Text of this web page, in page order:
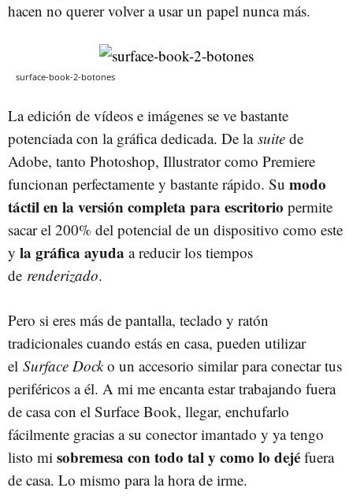
hacen no querer volver a usar un papel nunca más.
surface-book-2-botones
La edición de vídeos e imágenes se ve bastante
potenciada con la gráfica dedicada. De la suite de
Adobe, tanto Photoshop, Illustrator como Premiere
funcionan perfectamente y bastante rápido. Su modo
táctil en la versión completa para escritorio permite
sacar el 200% del potencial de un dispositivo como este
y la gráfica ayuda a reducir los tiempos
de renderizado.
Pero si eres más de pantalla, teclado y ratón
tradicionales cuando estás en casa, pueden utilizar
el Surface Docko un accesorio similar para conectar tus
periféricos a él. A mi me encanta estar trabajando fuera
de casa con el Surface Book, llegar, enchufarlo
fácilmente gracias a su conector imantado y ya tengo
listo mi sobremesa con todo tal y como lo dejé fuera
de casa. Lo mismo para la hora de irme.